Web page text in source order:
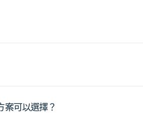
案可以選擇？